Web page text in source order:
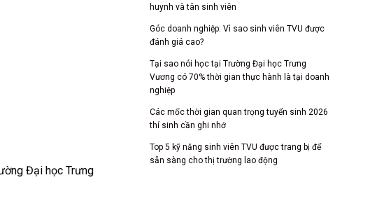
Đại học Trưng
huynh và tân sinh viên
Góc doanh nghiệp: Vì sao sinh viên TVU được
đánh giá cao?
Tại sao nói học tại Trường Đại học Trưng
Vương có 70% thời gian thực hành là tại doanh
nghiệp
Các mốc thời gian quan trọng tuyển sinh 2026
thí sinh cần ghi nhớ
Top 5 kỹ năng sinh viên TVU được trang bị để
sẵn sàng cho thị trường lao động